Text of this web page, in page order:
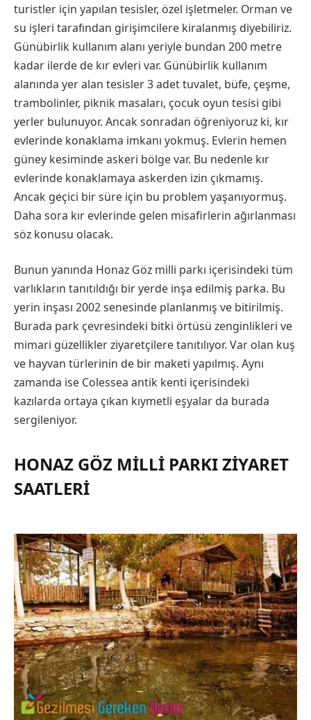
turistler için yapılan tesisler, özel işletmeler. Orman ve
su işleri tarafından girişimcilere kiralanmış diyebiliriz.
Günübirlik kullanım alanı yeriyle bundan 200 metre
kadar ilerde de kır evleri var. Günübirlik kullanım
alanında yer alan tesisler 3 adet tuvalet, büfe, çeşme,
trambolinler, piknik masaları, çocuk oyun tesisi gibi
yerler bulunuyor. Ancak sonradan öğreniyoruz ki, kır
evlerinde konaklama imkanı yokmuş. Evlerin hemen
güney kesiminde askeri bölge var. Bu nedenle kır
evlerinde konaklamaya askerden izin çıkmamış.
Ancak geçici bir süre için bu problem yaşanıyormuş.
Daha sora kır evlerinde gelen misafirlerin ağırlanması
söz konusu olacak.
Bunun yanında Honaz Göz milli parkı içerisindeki tüm
varlıkların tanıtıldığı bir yerde inşa edilmiş parka. Bu
yerin inşası 2002 senesinde planlanmış ve bitirilmiş.
Burada park çevresindeki bitki örtüsü zenginlikleri ve
mimari güzellikler ziyaretçilere tanıtılıyor. Var olan kuş
ve hayvan türlerinin de bir maketi yapılmış. Aynı
zamanda ise Colessea antik kenti içerisindeki
kazılarda ortaya çıkan kıymetli eşyalar da burada
sergileniyor.
HONAZ GÖZ MILLI PARKI ZIYARET
SAATLERI